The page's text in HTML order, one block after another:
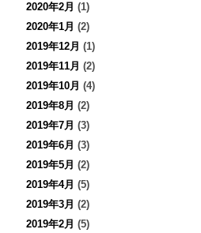
2020年2月 (1)
2020年1月 (2)
2019年12月 (1)
2019年11月 (2)
2019年10月 (4)
2019年8月 (2)
2019年7月 (3)
2019年6月 (3)
2019年5月 (2)
2019年4月 (5)
2019年3月 (2)
2019年2月 (5)